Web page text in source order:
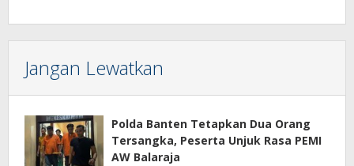
Jangan Lewatkan
Polda Banten Tetapkan Dua Orang
Tersangka, Peserta Unjuk Rasa PEMI
AW Balaraja